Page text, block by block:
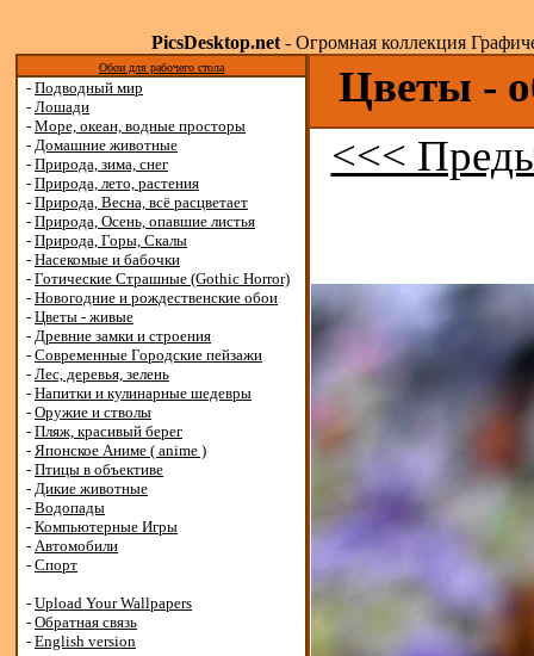
PicsDesktop.net- Огромная коллекция
Обои для рабочего стола
- Подводный мир
- Лошади
- Море, океан, водные просторы
- Домашние животные
- Природа, зима, снег
- Природа, лето, растения
- Природа, Весна, всё расцветает
- Природа, Осень, опавшие листья
- Природа, Горы, Скалы
- Насекомые и бабочки
- Готические Страшные (Gothic Horror)
- Новогодние и рождественские обои
- Цветы - живые
- Древние замки и строения
- Современные Городские пейзажи
- Лес, деревья, зелень
- Напитки и кулинарные шедевры
- Оружие и стволы
- Пляж, красивый берег
- Японское Аниме ( anime )
- Птицы в объективе
- Дикие животные
- Водопады
- Компьютерные Игры
- Автомобили
- Спорт
- Upload Your Wallpapers
- Обратная связь
- English version
Цветы -
<<<